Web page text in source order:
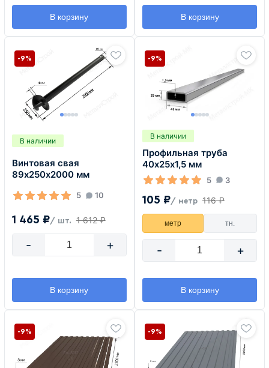
В корзину В корзину
В наличии
Винтовая свая
89х250х2000 мм
5 10
1 465 ₽/ шт. 1 612 ₽
-9%
- +
В корзину
В наличии
Профильная труба
40х25х1,5 мм
5 3
105 ₽/ метр 116 ₽
-9%
метр тн.
- +
В корзину
-9% -9%